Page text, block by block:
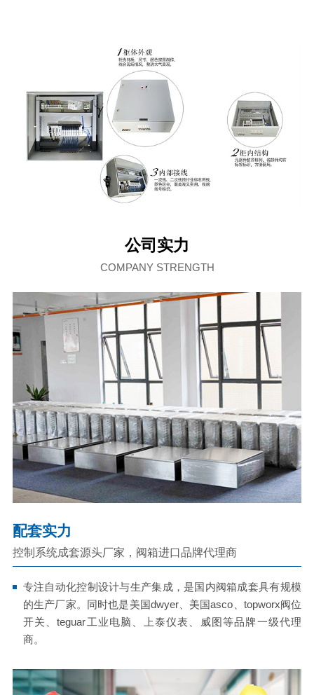
公司实力
COMPANY STRENGTH
配套实力
控制系统成套源头厂家，阀箱进口品牌代理商
专注自动化控制设计与生产集成，是国内阀箱成套具有规模
的生产厂家。同时也是美国dwyer、美国asco、topworx阀位
开关、teguar工业电脑、上泰仪表、威图等品牌一级代理
商。